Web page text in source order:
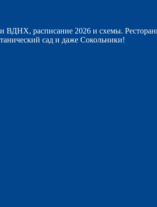
ВДНХ, расписание 2026 и схемы.
сад и даже Сокольники!